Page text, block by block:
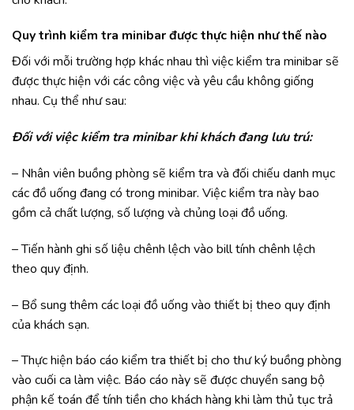
Quy trình kiểm tra minibar được thực hiện như thế nào
Đối với mỗi trường hợp khác nhau thì việc kiểm tra minibar sẽ
được thực hiện với các công việc và yêu cầu không giống
nhau. Cụ thể như sau:
Đối với việc kiểm tra minibar khi khách đang lưu trú:
– Nhân viên buồng phòng sẽ kiểm tra và đối chiếu danh mục
các đồ uống đang có trong minibar. Việc kiểm tra này bao
gồm cả chất lượng, số lượng và chủng loại đồ uống.
– Tiến hành ghi số liệu chênh lệch vào bill tính chênh lệch
theo quy định.
– Bổ sung thêm các loại đồ uống vào thiết bị theo quy định
của khách sạn.
– Thực hiện báo cáo kiểm tra thiết bị cho thư ký buồng phòng
vào cuối ca làm việc. Báo cáo này sẽ được chuyển sang bộ
phận kế toán để tính tiền cho khách hàng khi làm thủ tục trả